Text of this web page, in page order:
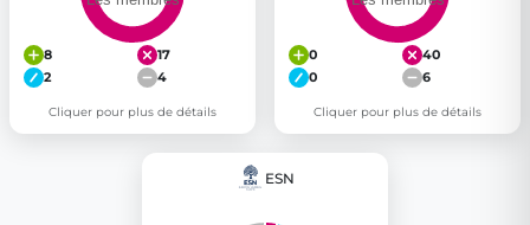
8
17
2
4
Cliquer pour plus de détails
0
40
0
6
Cliquer pour plus de détails
ESN